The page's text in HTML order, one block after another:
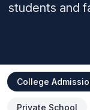
students and
College
Private School